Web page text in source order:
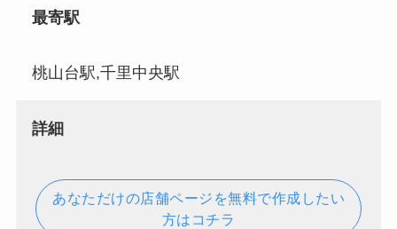
最寄駅
桃山台駅,千里中央駅
詳細
あなただけの店舗ページを無料で作成したい
方はコチラ